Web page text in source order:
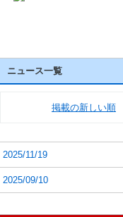
ニュース一覧
掲載の新しい順
2025/11/19
2025/09/10